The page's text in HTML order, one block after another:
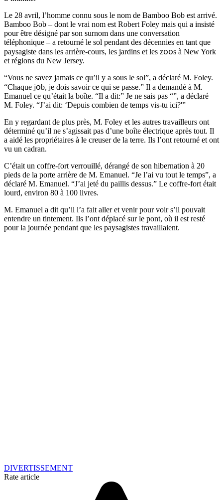
Le 28 avril, l’homme connu sous le nom de Bamboo Bob est arrivé.
Bamboo Bob – dont le vrai nom est Robert Foley mais qui a insisté
pour être désigné par son surnom dans une conversation
téléphonique – a retourné le sol pendant des décennies en tant que
paysagiste dans les arrière-cours, les jardins et les zօօs à New York
et régions du New Jersey.
“Vous ne savez jamais ce qu’il y a sous le sol”, a déclaré M. Foley.
“Chaque jօb, je dois savoir ce qui se passe.” Il a demandé à M.
Emanuel ce qu’était la boîte. “Il a dit:” Je ne sais pas “”, a déclaré
M. Foley. “J’ai dit: ‘Depuis combien de temps vis-tu ici?'”
En y regardant de plus près, M. Foley et les autres travailleurs ont
déterminé qu’il ne s’agissait pas d’une boîte électrique après tout. Il
a aidé les propriétaires à le creuser de la terre. Ils l’ont retourné et ont
vu un cadran.
C’était un coffre-fort verrouillé, dérangé de son hibernation à 20
pieds de la porte arrière de M. Emanuel. “Je l’ai vu tout le temps”, a
déclaré M. Emanuel. “J’ai jeté du paillis dessus.” Le coffre-fort était
lourd, environ 80 à 100 livres.
M. Emanuel a dit qu’il l’a fait aller et venir pour voir s’il pouvait
entendre un tintement. Ils l’ont déplacé sur le pont, où il est resté
pour la journée pendant que les paysagistes travaillaient.
DIVERTISSEMENT
Rate article